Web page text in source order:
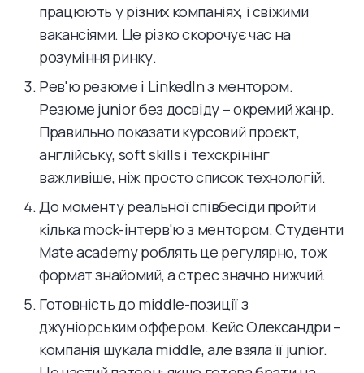
працюють у різних компаніях, і свіжими
вакансіями. Це різко скорочує час на
розуміння ринку.
Рев'ю резюме і LinkedIn з ментором.
Резюме junior без досвіду – окремий жанр.
Правильно показати курсовий проєкт,
англійську, soft skills і техскрінінг
важливіше, ніж просто список технологій.
До моменту реальної співбесіди пройти
кілька mock-інтерв'ю з ментором. Студенти
Mate academy роблять це регулярно, тож
формат знайомий, а стрес значно нижчий.
Готовність до middle-позиції з
джуніорським оффером. Кейс Олександри –
компанія шукала middle, але взяла її junior.